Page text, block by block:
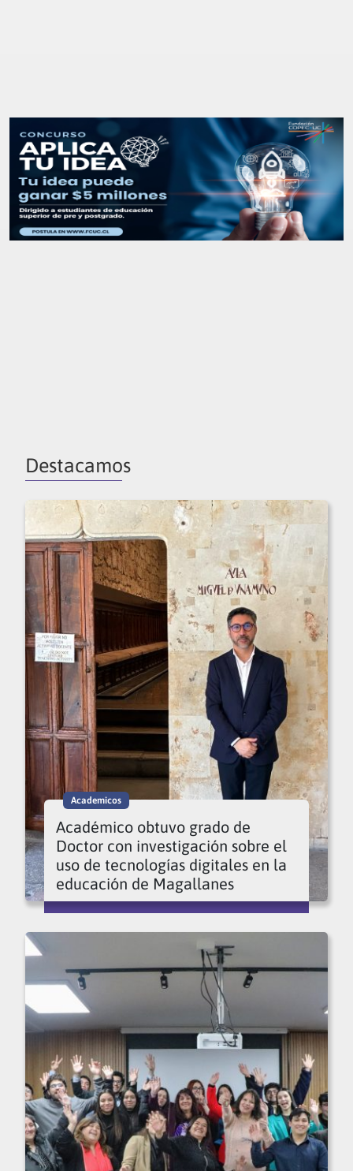
Destacamos
Academicos
Académico obtuvo grado de
Doctor con investigación sobre el
uso de tecnologías digitales en la
educación de Magallanes